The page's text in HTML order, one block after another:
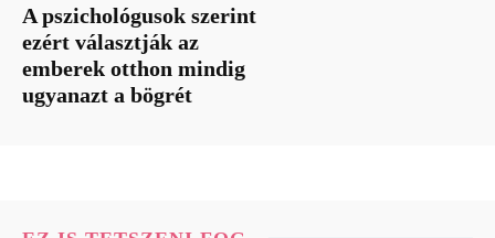
A pszichológusok szerint
ezért választják az
emberek otthon mindig
ugyanazt a bögrét